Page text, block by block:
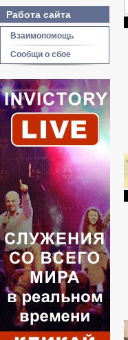
Работа сайта
Взаимопомощь
Сообщи о сбое